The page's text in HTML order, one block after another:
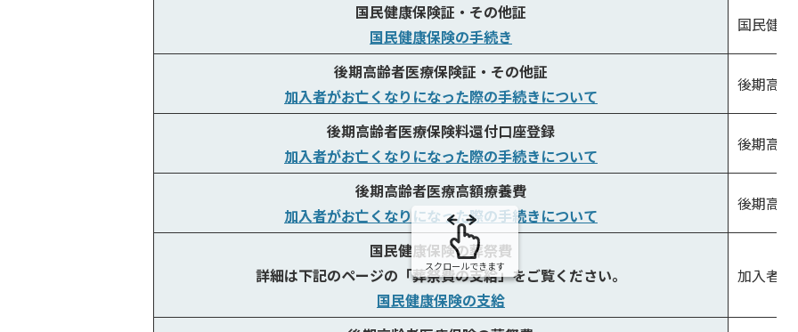
国民健康保険証・その他証
国民健康保険の手続き
国民健康
後期高齢者医療保険証・その他証
加入者がお亡くなりになった際の手続きについて
後期高齢
後期高齢者医療保険料還付口座登録
加入者がお亡くなりになった際の手続きについて
後期高齢
後期高齢者医療高額療養費
加入者がお亡くなりになった際の手続きについて
後期高齢
国民健康保険の葬祭費
詳細は下記のページの「葬祭費の支給」をご覧ください。
国民健康保険の支給
加入者
スクロールできます